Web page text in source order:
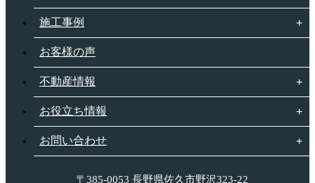
施工事例
お客様の声
不動産情報
お役立ち情報
お問い合わせ
〒385-0053 長野県佐久市野沢323-22